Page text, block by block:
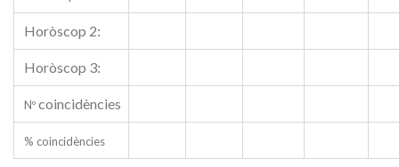
Horòscop 2:
Horòscop 3:
Nºcoincidències
% coincidències